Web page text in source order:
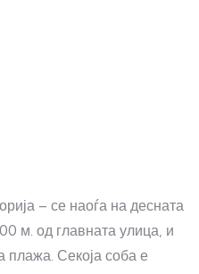
– се наоѓа на десната
м. од главната улица, и
плажа. Секоја соба е